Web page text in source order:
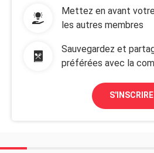
Mettez en avant
les autres membres
Sauvegardez et
préférées avec la
S'INSCRIRE